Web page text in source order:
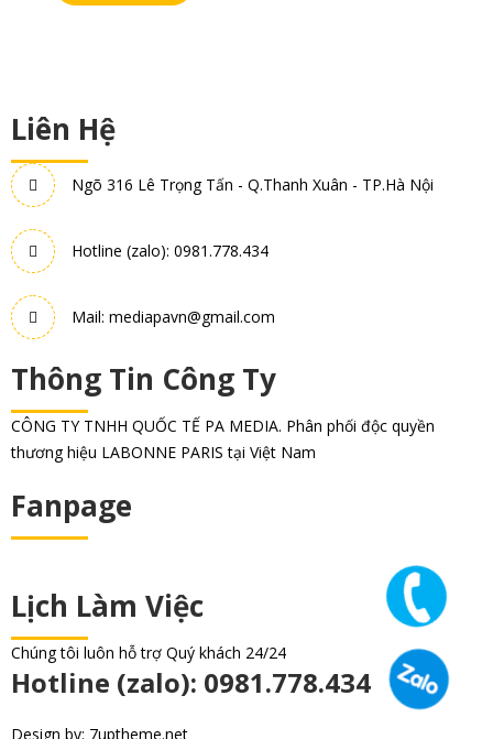
Liên Hệ
Ngõ 316 Lê Trọng Tấn - Q.Thanh Xuân - TP.Hà Nội
Hotline (zalo): 0981.778.434
Mail: mediapavn@gmail.com
Thông Tin Công Ty
CÔNG TY TNHH QUỐC TẾ PA MEDIA. Phân phối độc quyền
thương hiệu LABONNE PARIS tại Việt Nam
Fanpage
Lịch Làm Việc
Chúng tôi luôn hỗ trợ Quý khách 24/24
Hotline (zalo): 0981.778.434
Design by: 7uptheme.net